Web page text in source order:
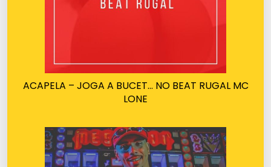
ACAPELA – JOGA A BUCET… NO BEAT RUGAL MC
LONE